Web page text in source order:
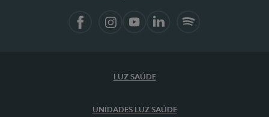
LUZ SAÚDE
UNIDADES LUZ SAÚDE